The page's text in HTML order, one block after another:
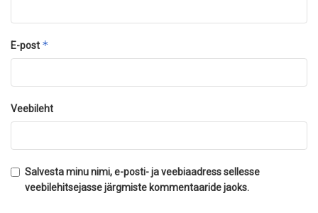
E-post *
Veebileht
Salvesta minu nimi, e-posti- ja veebiaadress sellesse
veebilehitsejasse järgmiste kommentaaride jaoks.